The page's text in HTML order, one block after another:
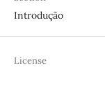
Introdução
License